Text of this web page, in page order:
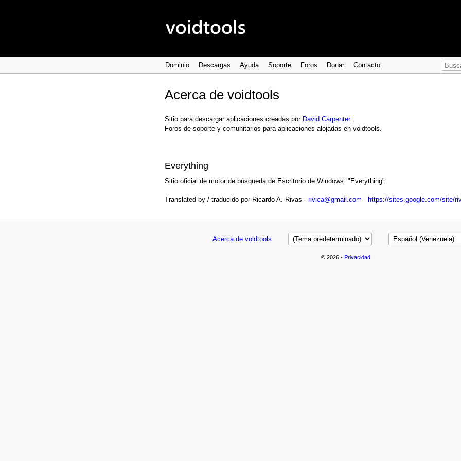
Dominio Descargas Ayuda Soporte Foros Donar Contacto
Acerca de voidtools
Sitio para descargar aplicaciones creadas por David Carpenter.
Foros de soporte y comunitarios para aplicaciones alojadas en voidtools.
Everything
Sitio oficial de motor de búsqueda de Escritorio de Windows: "Everything".
Translated by / traducido por Ricardo A. Rivas - rivica@gmail.com - https://sites.google.com/site/
Acerca de voidtools
© 2026 - Privacidad